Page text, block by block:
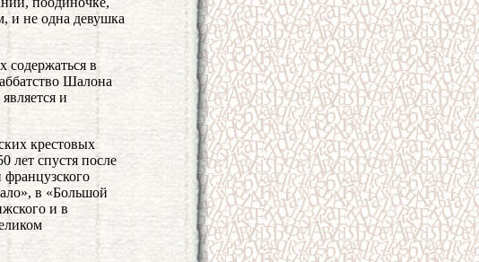
и не одна девушка
содержаться в
Шалона
и
крестовых
лет спустя после
в «Большой
и в